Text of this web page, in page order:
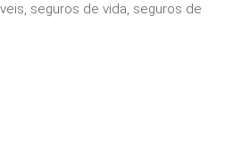
seguros de vida, seguros de